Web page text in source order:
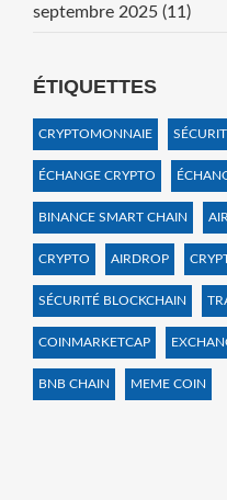
septembre 2025 (11)
ÉTIQUETTES
CRYPTOMONNAIE
ÉCHANGE CRYPTO
BINANCE SMART CHAIN
CRYPTO AIRDROP
SÉCURITÉ BLOCKCHAIN
COINMARKETCAP
BNB CHAIN MEME COIN